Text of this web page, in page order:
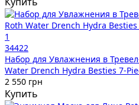
1
34422
Набор для Увлажнения в
Water Drench Hydra Besties 7-
2 550 грн
Купить